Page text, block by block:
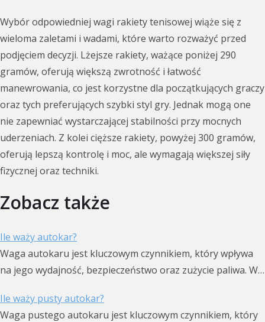
Wybór odpowiedniej wagi rakiety tenisowej wiąże się z
wieloma zaletami i wadami, które warto rozważyć przed
podjęciem decyzji. Lżejsze rakiety, ważące poniżej 290
gramów, oferują większą zwrotność i łatwość
manewrowania, co jest korzystne dla początkujących graczy
oraz tych preferujących szybki styl gry. Jednak mogą one
nie zapewniać wystarczającej stabilności przy mocnych
uderzeniach. Z kolei cięższe rakiety, powyżej 300 gramów,
oferują lepszą kontrolę i moc, ale wymagają większej siły
fizycznej oraz techniki.
Zobacz także
Ile waży autokar?
Waga autokaru jest kluczowym czynnikiem, który wpływa
na jego wydajność, bezpieczeństwo oraz zużycie paliwa. W…
Ile waży pusty autokar?
Waga pustego autokaru jest kluczowym czynnikiem, który